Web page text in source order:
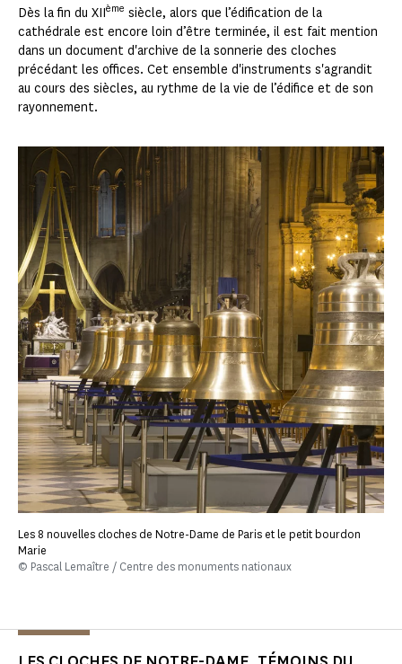
Dès la fin du XIIème siècle, alors que l’édification de la
cathédrale est encore loin d’être terminée, il est fait mention
dans un document d'archive de la sonnerie des cloches
précédant les offices. Cet ensemble d'instruments s'agrandit
au cours des siècles, au rythme de la vie de l’édifice et de son
rayonnement.
Les 8 nouvelles cloches de Notre-Dame de Paris et le petit bourdon
Marie
© Pascal Lemaître / Centre des monuments nationaux